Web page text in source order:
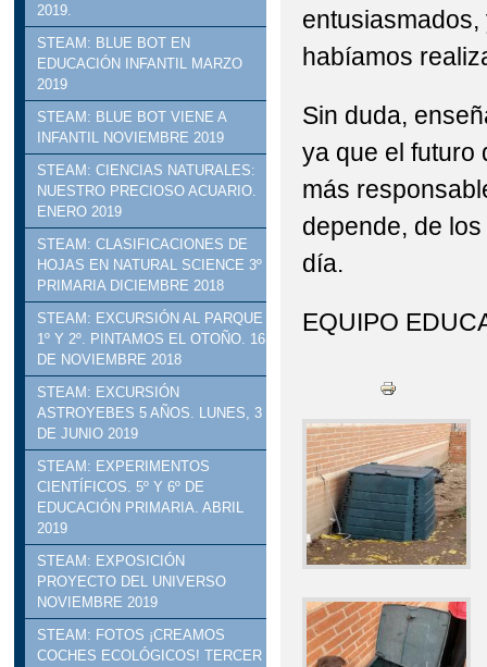
2019.
STEAM: BLUE BOT EN
EDUCACIÓN INFANTIL MARZO
2019
STEAM: BLUE BOT VIENE A
INFANTIL NOVIEMBRE 2019
STEAM: CIENCIAS NATURALES:
NUESTRO PRECIOSO ACUARIO.
ENERO 2019
STEAM: CLASIFICACIONES DE
HOJAS EN NATURAL SCIENCE 3º
PRIMARIA DICIEMBRE 2018
STEAM: EXCURSIÓN AL PARQUE
1º Y 2º. PINTAMOS EL OTOÑO. 16
DE NOVIEMBRE 2018
STEAM: EXCURSIÓN
ASTROYEBES 5 AÑOS. LUNES, 3
DE JUNIO 2019
STEAM: EXPERIMENTOS
CIENTÍFICOS. 5º Y 6º DE
EDUCACIÓN PRIMARIA. ABRIL
2019
STEAM: EXPOSICIÓN
PROYECTO DEL UNIVERSO
NOVIEMBRE 2019
STEAM: FOTOS ¡CREAMOS
COCHES ECOLÓGICOS! TERCER
habíamos
Sin duda,
ya que el futuro
más
depende, de
día.
EQUIPO